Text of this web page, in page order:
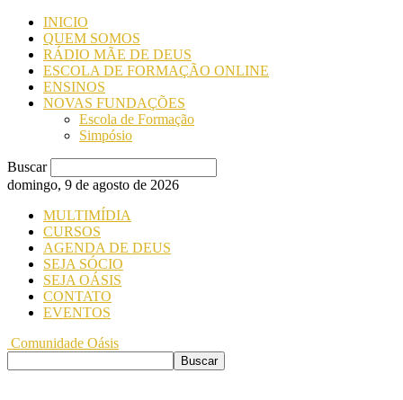
INICIO
QUEM SOMOS
RÁDIO MÃE DE DEUS
ESCOLA DE FORMAÇÃO ONLINE
ENSINOS
NOVAS FUNDAÇÕES
Escola de Formação
Simpósio
Buscar
domingo, 9 de agosto de 2026
MULTIMÍDIA
CURSOS
AGENDA DE DEUS
SEJA SÓCIO
SEJA OÁSIS
CONTATO
EVENTOS
Comunidade Oásis